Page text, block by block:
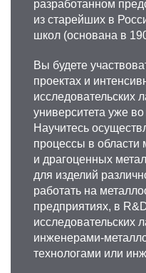
разработанном
из старейших в
школ (основана в
Вы будете
проектах и
исследовательских
университета уже
Научитесь
процессы в области
и драгоценных
для изделий
работать на
предприятиях, в
исследовательских
инженерами-
технологами или